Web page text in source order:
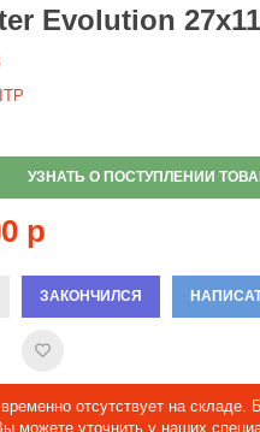
Evolution
ITP
УЗНАТЬ О ПОСТУПЛЕНИИ
р
ЗАКОНЧИЛСЯ
отсутствует на
можете уточнить у наших